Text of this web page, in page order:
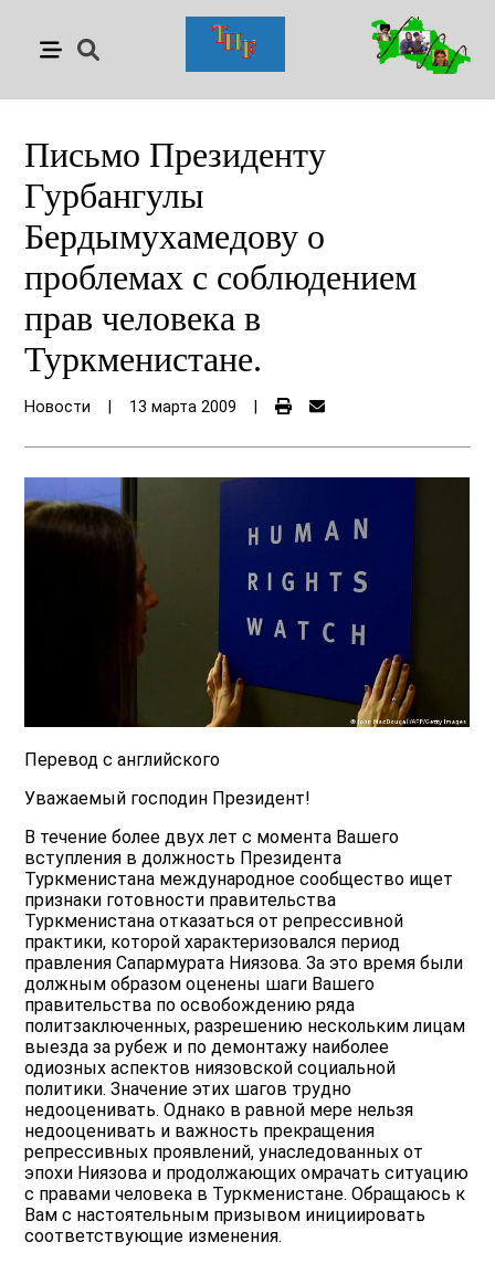
Письмо Президенту
Гурбангулы
Бердымухамедову о
проблемах с соблюдением
прав человека в
Туркменистане.
Новости 13 марта 2009
Перевод с английского
Уважаемый господин Президент!
В течение более двух лет с момента Вашего
вступления в должность Президента
Туркменистана международное сообщество ищет
признаки готовности правительства
Туркменистана отказаться от репрессивной
практики, которой характеризовался период
правления Сапармурата Ниязова. За это время были
должным образом оценены шаги Вашего
правительства по освобождению ряда
политзаключенных, разрешению нескольким лицам
выезда за рубеж и по демонтажу наиболее
одиозных аспектов ниязовской социальной
политики. Значение этих шагов трудно
недооценивать. Однако в равной мере нельзя
недооценивать и важность прекращения
репрессивных проявлений, унаследованных от
эпохи Ниязова и продолжающих омрачать ситуацию
с правами человека в Туркменистане. Обращаюсь к
Вам с настоятельным призывом инициировать
соответствующие изменения.